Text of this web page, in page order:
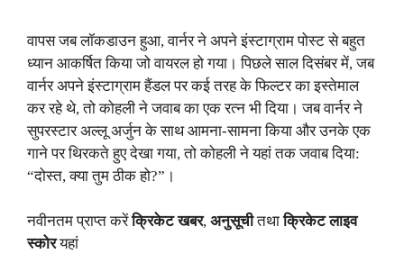
वापस जब लॉकडाउन हुआ, वार्नर ने अपने इंस्टाग्राम पोस्ट से बहुत
ध्यान आकर्षित किया जो वायरल हो गया। पिछले साल दिसंबर में, जब
वार्नर अपने इंस्टाग्राम हैंडल पर कई तरह के फिल्टर का इस्तेमाल
कर रहे थे, तो कोहली ने जवाब का एक रत्न भी दिया। जब वार्नर ने
सुपरस्टार अल्लू अर्जुन के साथ आमना-सामना किया और उनके एक
गाने पर थिरकते हुए देखा गया, तो कोहली ने यहां तक ​​​​जवाब दिया:
“दोस्त, क्या तुम ठीक हो?”।
नवीनतम प्राप्त करेंक्रिकेट खबर, अनुसूचीतथाक्रिकेट लाइव
स्कोरयहां